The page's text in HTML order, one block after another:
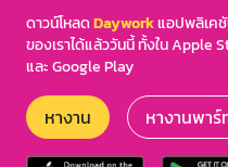
ดาวน์โหลดDayworkแอปพลิเค
ของเราได้แล้ววันนี้ ทั้งใน Apple
และ Google Play
หางาน หางานพาร์